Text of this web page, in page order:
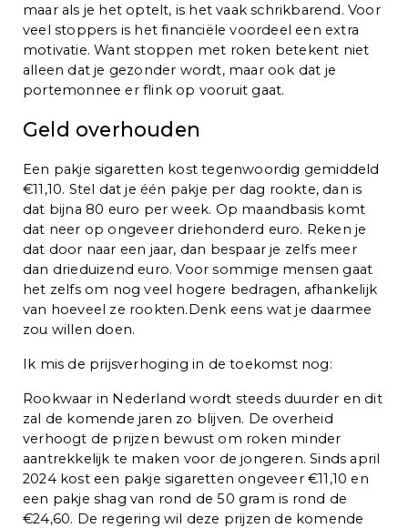
maar als je het optelt, is het vaak schrikbarend. Voor
veel stoppers is het financiële voordeel een extra
motivatie. Want stoppen met roken betekent niet
alleen dat je gezonder wordt, maar ook dat je
portemonnee er flink op vooruit gaat.
Geld overhouden
Een pakje sigaretten kost tegenwoordig gemiddeld
€11,10. Stel dat je één pakje per dag rookte, dan is
dat bijna 80 euro per week. Op maandbasis komt
dat neer op ongeveer driehonderd euro. Reken je
dat door naar een jaar, dan bespaar je zelfs meer
dan drieduizend euro. Voor sommige mensen gaat
het zelfs om nog veel hogere bedragen, afhankelijk
van hoeveel ze rookten.Denk eens wat je daarmee
zou willen doen.
Ik mis de prijsverhoging in de toekomst nog:
Rookwaar in Nederland wordt steeds duurder en dit
zal de komende jaren zo blijven. De overheid
verhoogt de prijzen bewust om roken minder
aantrekkelijk te maken voor de jongeren. Sinds april
2024 kost een pakje sigaretten ongeveer €11,10 en
een pakje shag van rond de 50 gram is rond de
€24,60. De regering wil deze prijzen de komende